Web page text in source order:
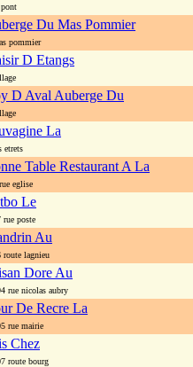
Du Mas Pommier
pommier
D Etangs
D Aval Auberge Du
La
etrets
Table Restaurant A La
eglise
Le
poste
Au
lagnieu
Dore Au
rue nicolas aubry
De Recre La
rue mairie
Chez
route bourg